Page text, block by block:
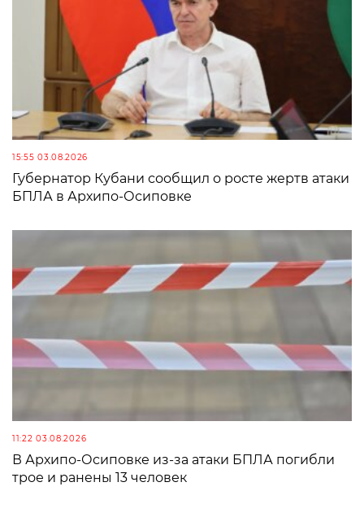
15:55 03.08.2026
Губернатор Кубани сообщил о росте жертв атаки
БПЛА в Архипо-Осиповке
11:22 03.08.2026
В Архипо-Осиповке из-за атаки БПЛА погибли
трое и ранены 13 человек